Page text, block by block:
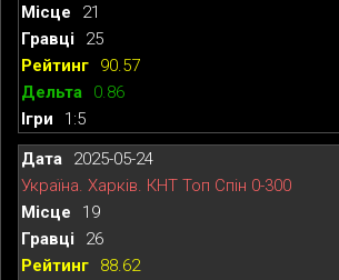
21
25
90.57
0.86
1:5
2025-05-24
Україна. Харків. КНТ Топ Спін 0-300
19
26
88.62